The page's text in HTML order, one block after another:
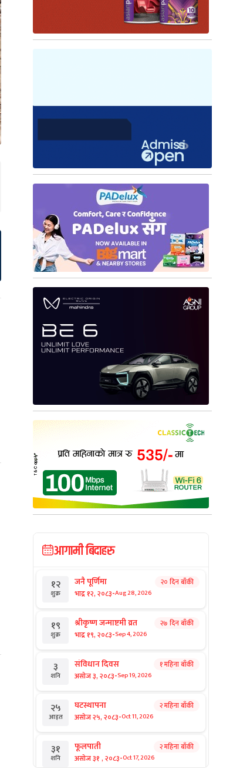
आगामी बिदाहरु
१२
शुक्र
जनै पूर्णिमा
भाद्र १२, २०८३-Aug 28, 2026
२० दिन बाँकी
१९
शुक्र
श्रीकृष्ण जन्माष्टमी व्रत
भाद्र १९, २०८३-Sep 4, 2026
२७ दिन बाँकी
३
शनि
संविधान दिवस
असोज ३, २०८३-Sep 19, 2026
१ महिना बाँकी
२५
आइत
घटस्थापना
असोज २५, २०८३-Oct 11, 2026
२ महिना बाँकी
३१
शनि
फूलपाती
असोज ३१ , २०८३-Oct 17, 2026
२ महिना बाँकी